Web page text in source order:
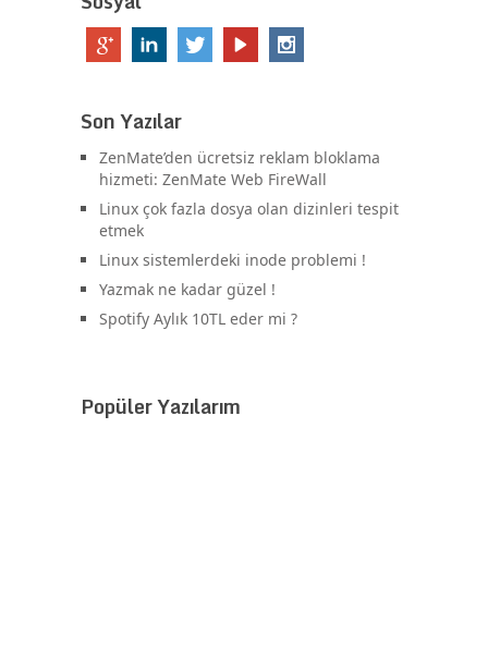
Son Yazılar
ZenMate’den ücretsiz reklam bloklama
hizmeti: ZenMate Web FireWall
Linux çok fazla dosya olan dizinleri tespit
etmek
Linux sistemlerdeki inode problemi !
Yazmak ne kadar güzel !
Spotify Aylık 10TL eder mi ?
Popüler Yazılarım